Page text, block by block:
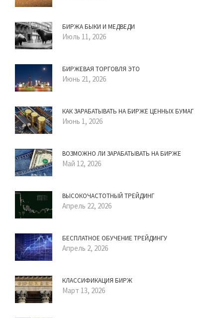
БИРЖА БЫКИ И МЕДВЕДИ
Июль 11, 2026
БИРЖЕВАЯ ТОРГОВЛЯ ЭТО
Июнь 21, 2026
КАК ЗАРАБАТЫВАТЬ НА БИРЖЕ ЦЕННЫХ БУМАГ
Июнь 1, 2026
ВОЗМОЖНО ЛИ ЗАРАБАТЫВАТЬ НА БИРЖЕ
Май 12, 2026
ВЫСОКОЧАСТОТНЫЙ ТРЕЙДИНГ
Апрель 22, 2026
БЕСПЛАТНОЕ ОБУЧЕНИЕ ТРЕЙДИНГУ
Апрель 2, 2026
КЛАССИФИКАЦИЯ БИРЖ
Март 13, 2026